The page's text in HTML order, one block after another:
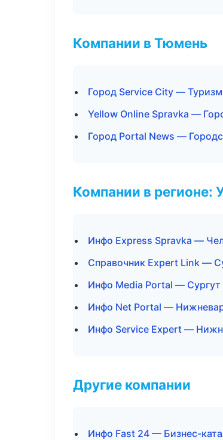
Компании в Тюмень
Город Service City —
Yellow Online Spravka —
Город Portal News —
Компании в регионе:
Инфо Express Spravka —
Справочник Expert Link —
Инфо Media Portal — Сургут
Инфо Net Portal —
Инфо Service Expert —
Другие компании
Инфо Fast 24 — Бизнес-